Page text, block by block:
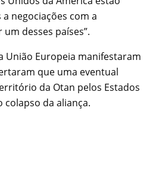
negociações com a
desses países”.
União Europeia manifestaram
que uma eventual
da Otan pelos Estados
colapso da aliança.